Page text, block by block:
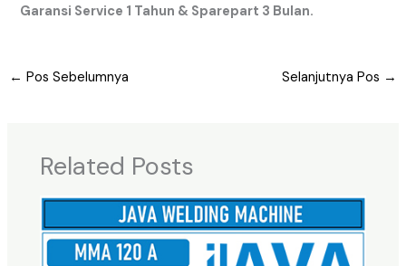
Garansi Service 1 Tahun & Sparepart 3 Bulan.
← Pos Sebelumnya Selanjutnya Pos →
Related Posts